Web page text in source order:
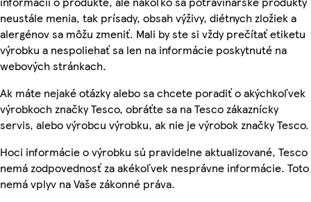
neustále menia, tak prísady, obsah výživy, diétnych zložiek a
alergénov sa môžu zmeniť. Mali by ste si vždy prečítať etiketu
výrobku a nespoliehať sa len na informácie poskytnuté na
webových stránkach.
Ak máte nejaké otázky alebo sa chcete poradiť o akýchkoľvek
výrobkoch značky Tesco, obráťte sa na Tesco zákaznícky
servis, alebo výrobcu výrobku, ak nie je výrobok značky Tesco.
Hoci informácie o výrobku sú pravidelne aktualizované, Tesco
nemá zodpovednosť za akékoľvek nesprávne informácie. Toto
nemá vplyv na Vaše zákonné práva.